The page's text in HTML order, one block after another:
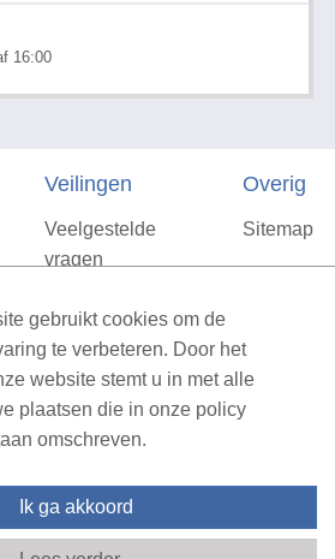
16:00
Veilingen
Veelgestelde
vragen
Overig
Sitemap
rights reserved v1.7.6 (NAD-WEB-1)
gebruikt cookies om de
te verbeteren. Door het
website stemt u in met alle
plaatsen die in onze policy
omschreven.
Ik ga akkoord